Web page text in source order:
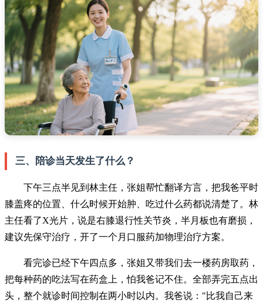
三、陪诊当天发生了什么？
下午三点半见到林主任，张姐帮忙翻译方言，把我爸平时
膝盖疼的位置、什么时候开始肿、吃过什么药都说清楚了。林
主任看了X光片，说是右膝退行性关节炎，半月板也有磨损，
建议先保守治疗，开了一个月口服药加物理治疗方案。
看完诊已经下午四点多，张姐又带我们去一楼药房取药，
把每种药的吃法写在药盒上，怕我爸记不住。全部弄完五点出
头，整个就诊时间控制在两小时以内。我爸说："比我自己来